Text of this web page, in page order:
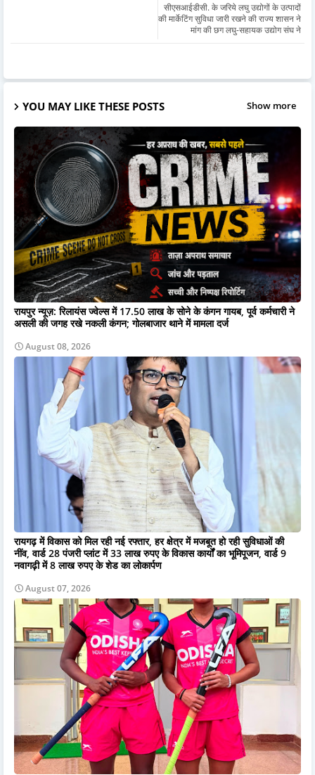
सीएसआईडीसी. के जरिये लघु उद्योगों के उत्पादों
की मार्केटिंग सुविधा जारी रखने की राज्य शासन ने
मांग की छग लघु-सहायक उद्योग संघ ने
YOU MAY LIKE THESE POSTS Show more
रायपुर न्यूज़: रिलायंस ज्वेल्स में 17.50 लाख के सोने के कंगन गायब, पूर्व कर्मचारी ने
असली की जगह रखे नकली कंगन; गोलबाजार थाने में मामला दर्ज
August 08, 2026
रायगढ़ में विकास को मिल रही नई रफ्तार, हर क्षेत्र में मजबूत हो रही सुविधाओं की
नींव, वार्ड 28 पंजरी प्लांट में 33 लाख रुपए के विकास कार्यों का भूमिपूजन, वार्ड 9
नवागढ़ी में 8 लाख रुपए के शेड का लोकार्पण
August 07, 2026